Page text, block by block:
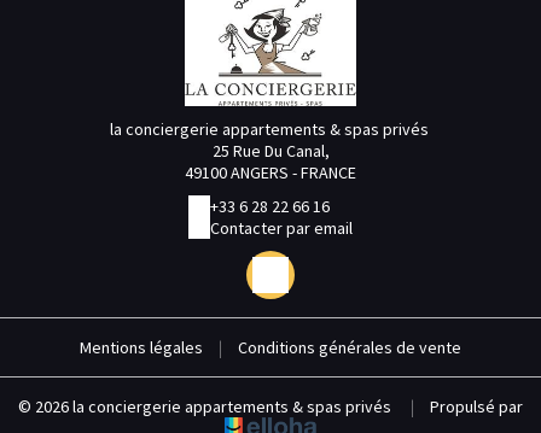
la conciergerie appartements & spas privés
25 Rue Du Canal,
49100 ANGERS - FRANCE
+33 6 28 22 66 16
Contacter par email
Mentions légales | Conditions générales de vente
© 2026 la conciergerie appartements & spas privés | Propulsé par